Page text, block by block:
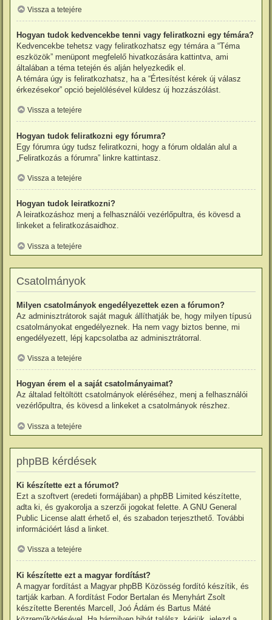
Vissza a tetejére
Hogyan tudok kedvencekbe tenni vagy feliratkozni egy témára?
Kedvencekbe tehetsz vagy feliratkozhatsz egy témára a “Téma
eszközök” menüpont megfelelő hivatkozására kattintva, ami
általában a téma tetején és alján helyezkedik el.
A témára úgy is feliratkozhatsz, ha a “Értesítést kérek új válasz
érkezésekor” opció bejelölésével küldesz új hozzászólást.
Vissza a tetejére
Hogyan tudok feliratkozni egy fórumra?
Egy fórumra úgy tudsz feliratkozni, hogy a fórum oldalán alul a
„Feliratkozás a fórumra” linkre kattintasz.
Vissza a tetejére
Hogyan tudok leiratkozni?
A leiratkozáshoz menj a felhasználói vezérlőpultra, és kövesd a
linkeket a feliratkozásaidhoz.
Vissza a tetejére
Csatolmányok
Milyen csatolmányok engedélyezettek ezen a fórumon?
Az adminisztrátorok saját maguk állíthatják be, hogy milyen típusú
csatolmányokat engedélyeznek. Ha nem vagy biztos benne, mi
engedélyezett, lépj kapcsolatba az adminisztrátorral.
Vissza a tetejére
Hogyan érem el a saját csatolmányaimat?
Az általad feltöltött csatolmányok eléréséhez, menj a felhasználói
vezérlőpultra, és kövesd a linkeket a csatolmányok részhez.
Vissza a tetejére
phpBB kérdések
Ki készítette ezt a fórumot?
Ezt a szoftvert (eredeti formájában) a phpBB Limited készítette,
adta ki, és gyakorolja a szerzői jogokat felette. A GNU General
Public License alatt érhető el, és szabadon terjeszthető. További
információért lásd a linket.
Vissza a tetejére
Ki készítette ezt a magyar fordítást?
A magyar fordítást a Magyar phpBB Közösség fordító készítik, és
tartják karban. A fordítást Fodor Bertalan és Menyhárt Zsolt
készítette Berentés Marcell, Joó Ádám és Bartus Máté